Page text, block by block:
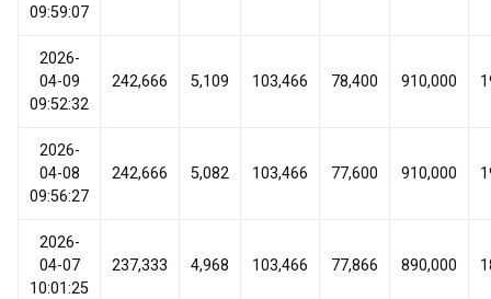
09:59:07
2026-
04-09
09:52:32
242,666 5,109 103,466 78,400 910,000
2026-
04-08
09:56:27
242,666 5,082 103,466 77,600 910,000
2026-
04-07
10:01:25
237,333 4,968 103,466 77,866 890,000